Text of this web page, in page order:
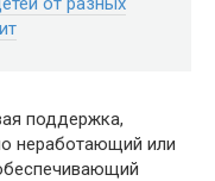
поддержка,
неработающий или